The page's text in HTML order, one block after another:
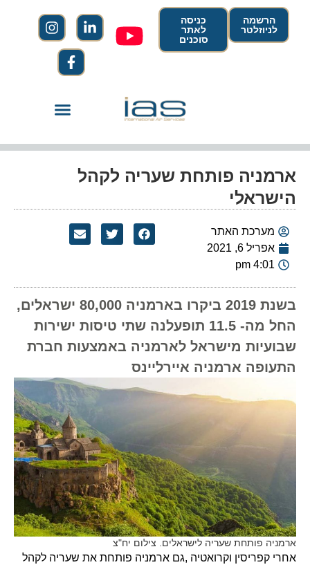
הרשמה
לניוזלטר
כניסה
לאתר
סוכנים
ארמניה פותחת שעריה לקהל
הישראלי
מערכת האתר
אפריל 6, 2021
4:01 pm
בשנת 2019 ביקרו בארמניה 80,000 ישראלים,
החל מה- 11.5 תופעלנה שתי טיסות ישירות
שבועיות מישראל לארמניה באמצעות חברת
התעופה ארמניה איירליינס
ארמניה פותחת שעריה לישראלים. צילום יח"צ
אחרי קפריסין וקרואטיה ,גם ארמניה פותחת את שעריה לקהל